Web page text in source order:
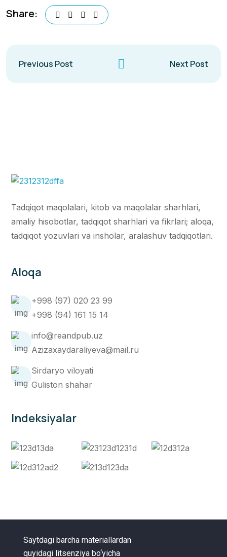
Share:
Previous Post Next Post
Tadqiqot maqolalari, kitob va maqolalar sharhlari,
amaliy hisobotlar, tadqiqot sharhlari va fikrlari; aloqa,
tadqiqot yozuvlari va insholar, aralashuv tadqiqotlari.
Aloqa
+998 (97) 020 23 99
+998 (94) 161 15 14
info@reandpub.uz
Azizaxaydaraliyeva@mail.ru
Sirdaryo viloyati
Guliston shahar
Indeksiyalar
Saytdagi barcha materiallardan
quyidagi litsenziya bo‘yicha